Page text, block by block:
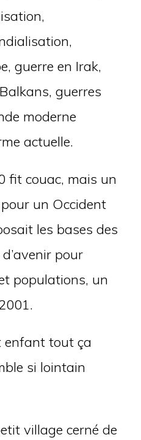
guerre en Irak,
guerres
moderne
actuelle.
fit couac, mais un
un Occident
les bases des
pour
populations, un
enfant tout ça
si lointain
village cerné de